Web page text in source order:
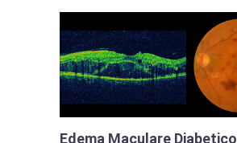
Edema Maculare Diabetico